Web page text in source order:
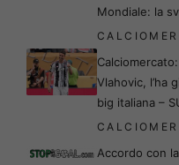
Mondiale: la
Vlahovic, l’ha
big italiana –
Accordo con